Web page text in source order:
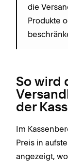
die
Produkte
So wird
der
Im
Preis in
angezeigt,